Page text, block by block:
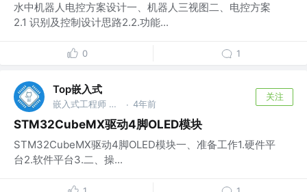
水中机器人电控方案设计一、机器人三视图二、电控方案
2.1 识别及控制设计思路2.2.功能...
0 1
Top嵌入式
嵌入式工程师 @华为 · 4年前
关注
STM32CubeMX驱动4脚OLED模块
STM32CubeMX驱动4脚OLED模块一、准备工作1.硬件平
台2.软件平台3.二、操...